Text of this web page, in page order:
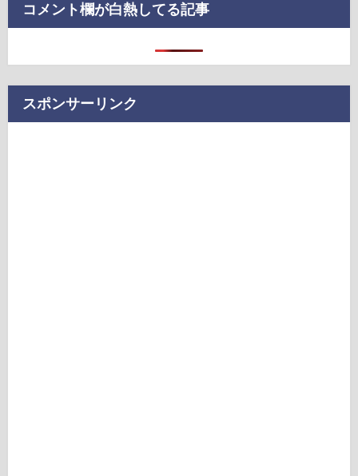
コメント欄が白熱してる記事
スポンサーリンク